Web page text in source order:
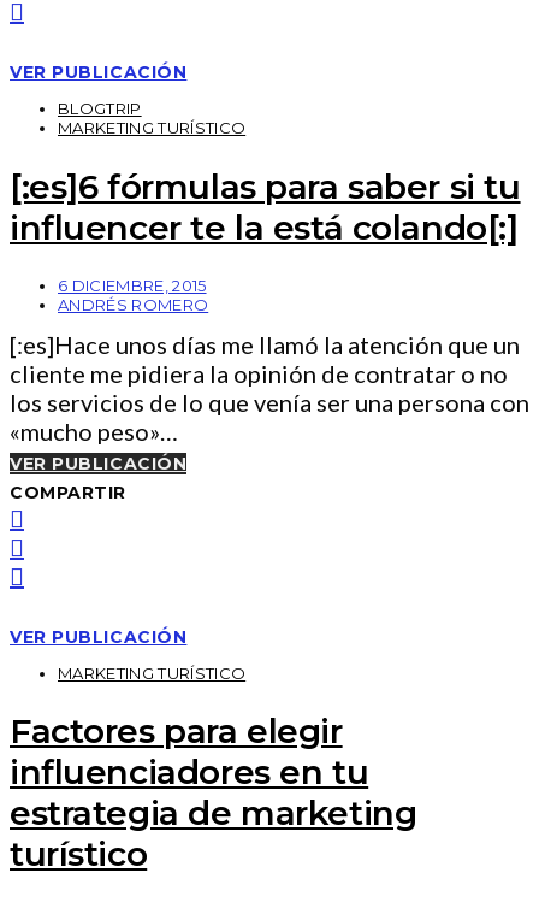
VER PUBLICACIÓN
BLOGTRIP
MARKETING TURÍSTICO
[:es]6 fórmulas para saber si tu
influencer te la está colando[:]
6 DICIEMBRE, 2015
ANDRÉS ROMERO
[:es]Hace unos días me llamó la atención que un
cliente me pidiera la opinión de contratar o no
los servicios de lo que venía ser una persona con
«mucho peso»…
VER PUBLICACIÓN
COMPARTIR
VER PUBLICACIÓN
MARKETING TURÍSTICO
Factores para elegir
influenciadores en tu
estrategia de marketing
turístico